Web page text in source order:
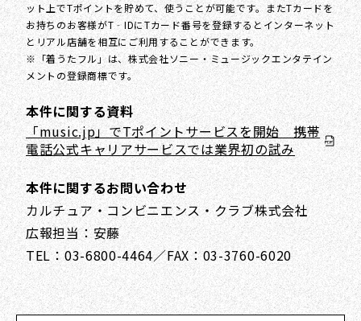
ット上でTポイントを貯めて、使うことが可能です。またTカードを
お持ちのお客様がT‐IDにTカード番号を登録するとインターネット
とリアル店舗を相互にご利用することができます。
※「着うたフル」は、株式会社ソニー・ミュージックエンタテイン
メントの登録商標です。
本件に関する資料
「music.jp」でTポイントサービスを開始 携帯
電話公式キャリアサービスでは業界初の試み
本件に関するお問い合わせ
カルチュア・コンビニエンス・クラブ株式会社
広報担当：安藤
TEL：03-6800-4464／FAX：03-3760-6020